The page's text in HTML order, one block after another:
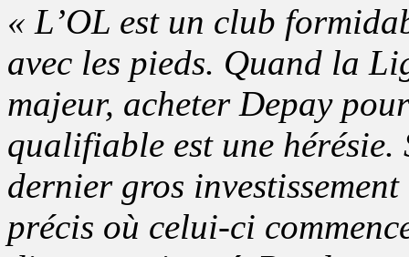
« L’OL est un club
avec les pieds. Quand la
majeur, acheter Depay
qualifiable est une hérésie.
dernier gros
précis où celui-ci